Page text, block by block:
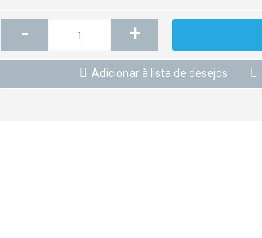
- +
Adicionar à lista de desejos